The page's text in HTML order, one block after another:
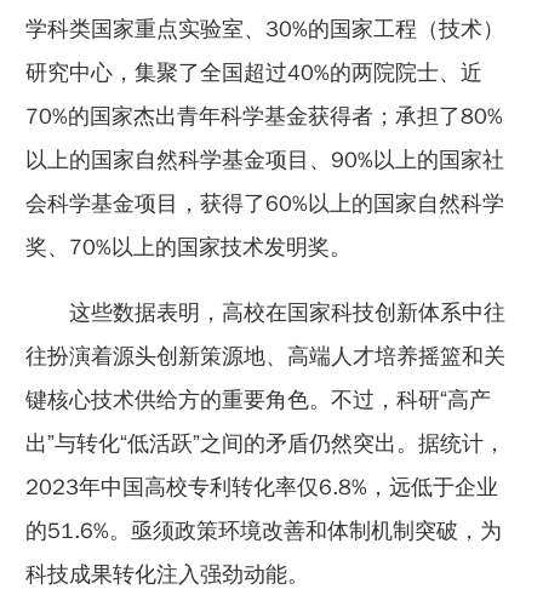
学科类国家重点实验室、30%的国家工程（技术）
研究中心，集聚了全国超过40%的两院院士、近
70%的国家杰出青年科学基金获得者；承担了80%
以上的国家自然科学基金项目、90%以上的国家社
会科学基金项目，获得了60%以上的国家自然科学
奖、70%以上的国家技术发明奖。
这些数据表明，高校在国家科技创新体系中往
往扮演着源头创新策源地、高端人才培养摇篮和关
键核心技术供给方的重要角色。不过，科研“高产
出”与转化“低活跃”之间的矛盾仍然突出。据统计，
2023年中国高校专利转化率仅6.8%，远低于企业
的51.6%。亟须政策环境改善和体制机制突破，为
科技成果转化注入强劲动能。